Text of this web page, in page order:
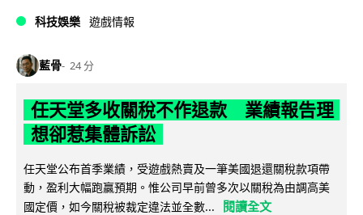
科技娛樂 遊戲情報
藍骨 24 分
任天堂多收關稅不作退款 業績報告理
想卻惹集體訴訟
任天堂公布首季業績，受遊戲熱賣及一筆美國退還關稅款項帶
動，盈利大幅跑贏預期。惟公司早前曾多次以關稅為由調高美
國定價，如今關稅被裁定違法並全數...
閱讀全文